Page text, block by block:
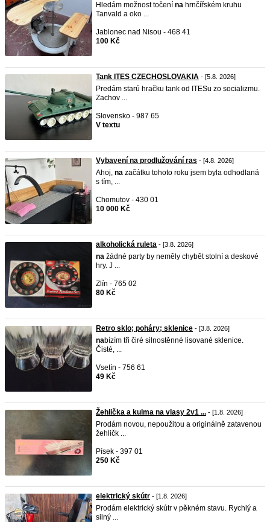
Hledám možnost točení na hrnčířském kruhu
Tanvald a oko ...
Jablonec nad Nisou - 468 41
100 Kč
Tank ITES CZECHOSLOVAKIA - [5.8. 2026]
Predám starú hračku tank od ITESu zo socializmu.
Zachov ...
Slovensko - 987 65
V textu
Vybavení na prodlužování ras - [4.8. 2026]
Ahoj, na začátku tohoto roku jsem byla odhodlaná
s tím, ...
Chomutov - 430 01
10 000 Kč
alkoholická ruleta - [3.8. 2026]
na žádné party by neměly chybět stolní a deskové
hry. J ...
Zlín - 765 02
80 Kč
Retro sklo; poháry; sklenice - [3.8. 2026]
nabízím tři čiré silnostěnné lisované sklenice.
Čisté, ...
Vsetín - 756 61
49 Kč
Žehlička a kulma na vlasy 2v1 ... - [1.8. 2026]
Prodám novou, nepoužitou a originálně zatavenou
žehličk ...
Písek - 397 01
250 Kč
elektrický skútr - [1.8. 2026]
Prodám elektrický skútr v pěkném stavu. Rychlý a
silný ...